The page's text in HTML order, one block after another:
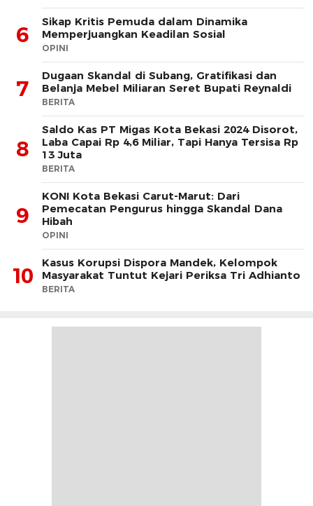
6
Sikap Kritis Pemuda dalam Dinamika
Memperjuangkan Keadilan Sosial
OPINI
7
Dugaan Skandal di Subang, Gratifikasi dan
Belanja Mebel Miliaran Seret Bupati Reynaldi
BERITA
8
Saldo Kas PT Migas Kota Bekasi 2024 Disorot,
Laba Capai Rp 4,6 Miliar, Tapi Hanya Tersisa Rp
13 Juta
BERITA
9
KONI Kota Bekasi Carut-Marut: Dari
Pemecatan Pengurus hingga Skandal Dana
Hibah
OPINI
10
Kasus Korupsi Dispora Mandek, Kelompok
Masyarakat Tuntut Kejari Periksa Tri Adhianto
BERITA